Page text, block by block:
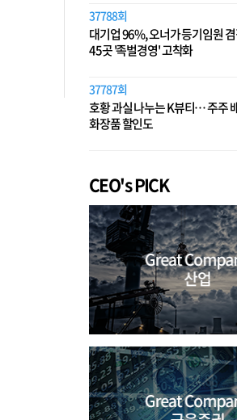
37788회
대기업 96%, 오너가 등기임원
45곳 '족벌경영' 고착화
37787회
호황 과실 나누는 K뷰티… 주주
화장품 할인도
CEO's PICK